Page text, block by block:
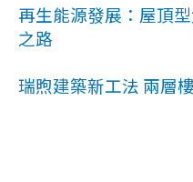
再生能源發展：屋頂
之路
瑞煦建築新工法 兩層